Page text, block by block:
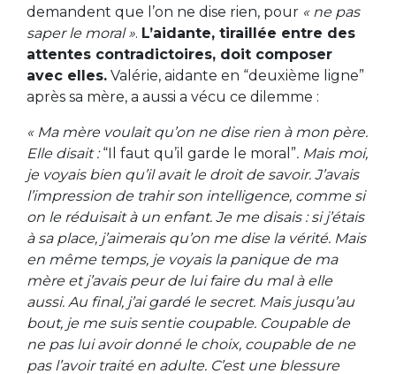
demandent que l’on ne dise rien, pour « ne pas
saper le moral ». L’aidante, tiraillée entre des
attentes contradictoires, doit composer
avec elles. Valérie, aidante en “deuxième ligne”
après sa mère, a aussi a vécu ce dilemme :
« Ma mère voulait qu’on ne dise rien à mon père.
Elle disait :“Il faut qu’il garde le moral”. Mais moi,
je voyais bien qu’il avait le droit de savoir. J’avais
l’impression de trahir son intelligence, comme si
on le réduisait à un enfant. Je me disais : si j’étais
à sa place, j’aimerais qu’on me dise la vérité. Mais
en même temps, je voyais la panique de ma
mère et j’avais peur de lui faire du mal à elle
aussi. Au final, j’ai gardé le secret. Mais jusqu’au
bout, je me suis sentie coupable. Coupable de
ne pas lui avoir donné le choix, coupable de ne
pas l’avoir traité en adulte. C’est une blessure